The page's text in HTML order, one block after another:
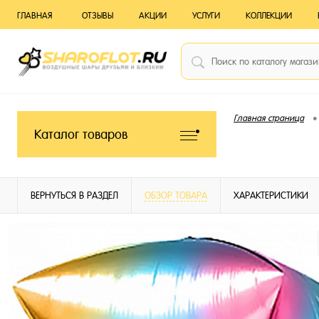
ГЛАВНАЯ ОТЗЫВЫ АКЦИИ УСЛУГИ КОЛЛЕКЦИИ
Каталог товаров
Главная страница •
ВЕРНУТЬСЯ В РАЗДЕЛ ОБЗОР ТОВАРА ХАРАКТЕРИСТИКИ